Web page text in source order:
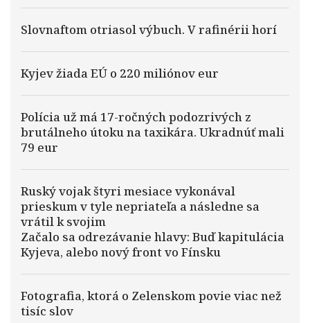
Slovnaftom otriasol výbuch. V rafinérii horí
Kyjev žiada EÚ o 220 miliónov eur
Polícia už má 17-ročných podozrivých z
brutálneho útoku na taxikára. Ukradnúť mali
79 eur
Ruský vojak štyri mesiace vykonával
prieskum v tyle nepriateľa a následne sa
vrátil k svojim
Začalo sa odrezávanie hlavy: Buď kapitulácia
Kyjeva, alebo nový front vo Fínsku
Fotografia, ktorá o Zelenskom povie viac než
tisíc slov